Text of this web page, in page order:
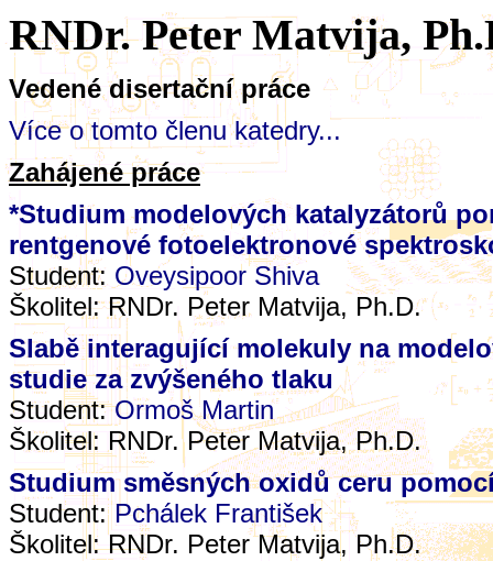
RNDr. Peter Matvija,
Vedené disertační práce
Více o tomto členu katedry...
Zahájené práce
*Studium modelových katalyzátorů
rentgenové fotoelektronové
Student: Oveysipoor Shiva
Školitel:RNDr. Peter Matvija, Ph.D.
Slabě interagující molekuly na
studie za zvýšeného tlaku
Student:Ormoš Martin
Školitel: RNDr. Peter Matvija, Ph.D.
Studium směsných oxidů ceru
Student:Pchálek František
Školitel:RNDr. Peter Matvija, Ph.D.